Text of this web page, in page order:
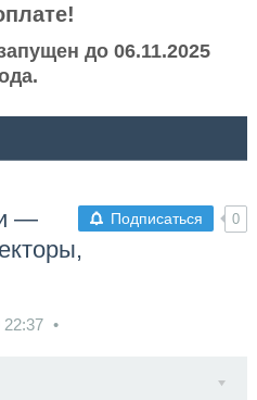
до 06.11.2025
Подписаться 0
—
22:37